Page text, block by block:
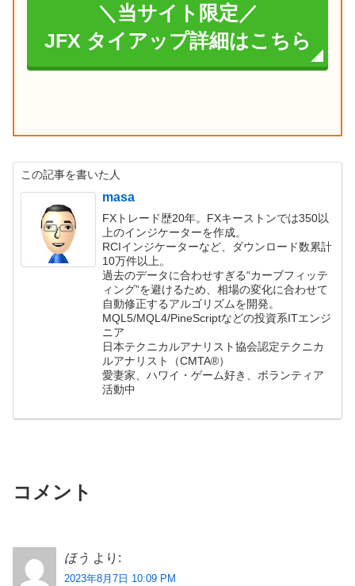
＼当サイト限定／
JFX タイアップ詳細はこちら
この記事を書いた人
masa
FXトレード歴20年。FXキーストンでは350以
上のインジケーターを作成。
RCIインジケーターなど、ダウンロード数累計
10万件以上。
過去のデータに合わせすぎる“カーブフィッテ
ィング”を避けるため、相場の変化に合わせて
自動修正するアルゴリズムを開発。
MQL5/MQL4/PineScriptなどの投資系ITエンジ
ニア
日本テクニカルアナリスト協会認定テクニカ
ルアナリスト（CMTA®）
愛妻家、ハワイ・ゲーム好き、ボランティア
活動中
コメント
ほう より:
2023年8月7日 10:09 PM